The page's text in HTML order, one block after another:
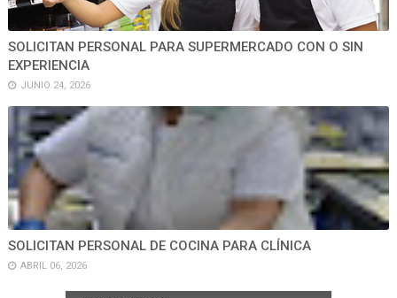
SOLICITAN PERSONAL PARA SUPERMERCADO CON O SIN
EXPERIENCIA
JUNIO 24, 2026
SOLICITAN PERSONAL DE COCINA PARA CLÍNICA
ABRIL 06, 2026